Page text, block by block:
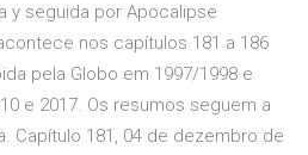
y seguida por Apocalipse
nos capítulos 181 a 186
pela Globo em 1997/1998 e
e 2017. Os resumos seguem a
Capítulo 181, 04 de dezembro de